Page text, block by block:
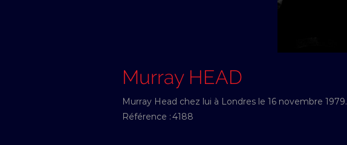
Murray HEAD
Murray Head chez lui à Londres le 16 novembre 1979.
Référence :4188